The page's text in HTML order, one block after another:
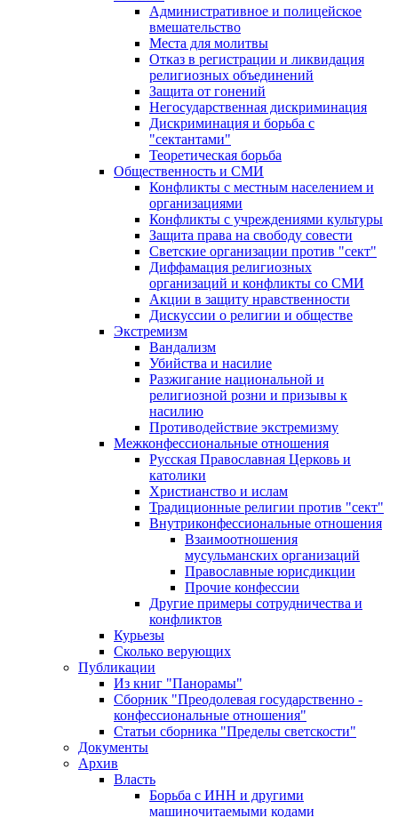
Административное и полицейское
вмешательство
Места для молитвы
Отказ в регистрации и ликвидация
религиозных объединений
Защита от гонений
Негосударственная дискриминация
Дискриминация и борьба с
"сектантами"
Теоретическая борьба
Общественность и СМИ
Конфликты с местным населением и
организациями
Конфликты с учреждениями культуры
Защита права на свободу совести
Светские организации против "сект"
Диффамация религиозных
организаций и конфликты со СМИ
Акции в защиту нравственности
Дискуссии о религии и обществе
Экстремизм
Вандализм
Убийства и насилие
Разжигание национальной и
религиозной розни и призывы к
насилию
Противодействие экстремизму
Межконфессиональные отношения
Русская Православная Церковь и
католики
Христианство и ислам
Традиционные религии против "сект"
Внутриконфессиональные отношения
Взаимоотношения
мусульманских организаций
Православные юрисдикции
Прочие конфессии
Другие примеры сотрудничества и
конфликтов
Курьезы
Сколько верующих
Публикации
Из книг "Панорамы"
Сборник "Преодолевая государственно -
конфессиональные отношения"
Статьи сборника "Пределы светскости"
Документы
Архив
Власть
Борьба с ИНН и другими
машиночитаемыми кодами